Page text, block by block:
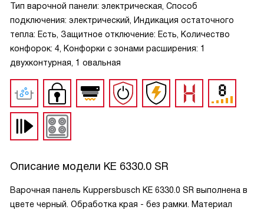
Тип варочной панели: электрическая, Способ
подключения: электрический, Индикация остаточного
тепла: Есть, Защитное отключение: Есть, Количество
конфорок: 4, Конфорки с зонами расширения: 1
двухконтурная, 1 овальная
Описание модели KE 6330.0 SR
Варочная панель Kuppersbusch KE 6330.0 SR выполнена в
цвете черный. Обработка края - без рамки. Материал